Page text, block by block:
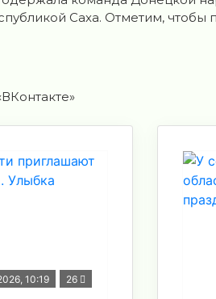
Саха. Отметим,
10:19 26